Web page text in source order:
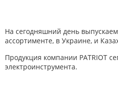
На сегодняшний день
ассортименте, в Украине, и
Продукция компании PATRIOT
электроинструмента.